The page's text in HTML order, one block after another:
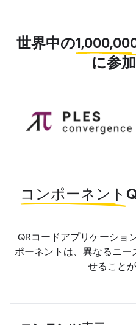
世界中の
に参
コンポーネント
QRコードアプリケーショ
ポーネントは、異なるニ
せること